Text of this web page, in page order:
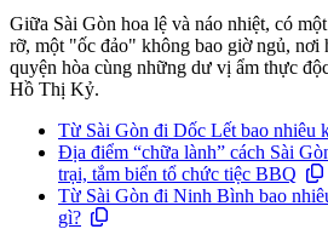
Giữa Sài Gòn hoa lệ và náo nhiệt, có
rỡ, một "ốc đảo" không bao giờ ngủ, nơi
quyện hòa cùng những dư vị ẩm thực
Hồ Thị Kỷ.
Từ Sài Gòn đi Dốc Lết bao nhiêu
Địa điểm “chữa lành” cách Sài
trại, tắm biển tổ chức tiệc BBQ
Từ Sài Gòn đi Ninh Bình bao
gì?